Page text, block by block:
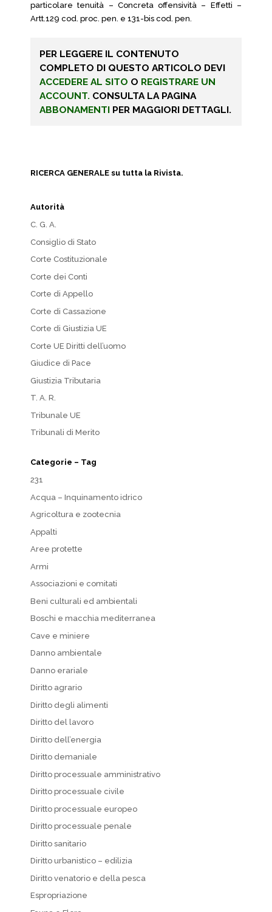
particolare tenuità – Concreta offensività – Effetti –
Artt.129 cod. proc. pen. e 131-bis cod. pen.
PER LEGGERE IL CONTENUTO
COMPLETO DI QUESTO ARTICOLO DEVI
ACCEDERE AL SITO O REGISTRARE UN
ACCOUNT. CONSULTA LA PAGINA
ABBONAMENTI PER MAGGIORI DETTAGLI.
RICERCA GENERALE su tutta la Rivista.
Autorità
C. G. A.
Consiglio di Stato
Corte Costituzionale
Corte dei Conti
Corte di Appello
Corte di Cassazione
Corte di Giustizia UE
Corte UE Diritti dell’uomo
Giudice di Pace
Giustizia Tributaria
T. A. R.
Tribunale UE
Tribunali di Merito
Categorie – Tag
231
Acqua – Inquinamento idrico
Agricoltura e zootecnia
Appalti
Aree protette
Armi
Associazioni e comitati
Beni culturali ed ambientali
Boschi e macchia mediterranea
Cave e miniere
Danno ambientale
Danno erariale
Diritto agrario
Diritto degli alimenti
Diritto del lavoro
Diritto dell’energia
Diritto demaniale
Diritto processuale amministrativo
Diritto processuale civile
Diritto processuale europeo
Diritto processuale penale
Diritto sanitario
Diritto urbanistico – edilizia
Diritto venatorio e della pesca
Espropriazione